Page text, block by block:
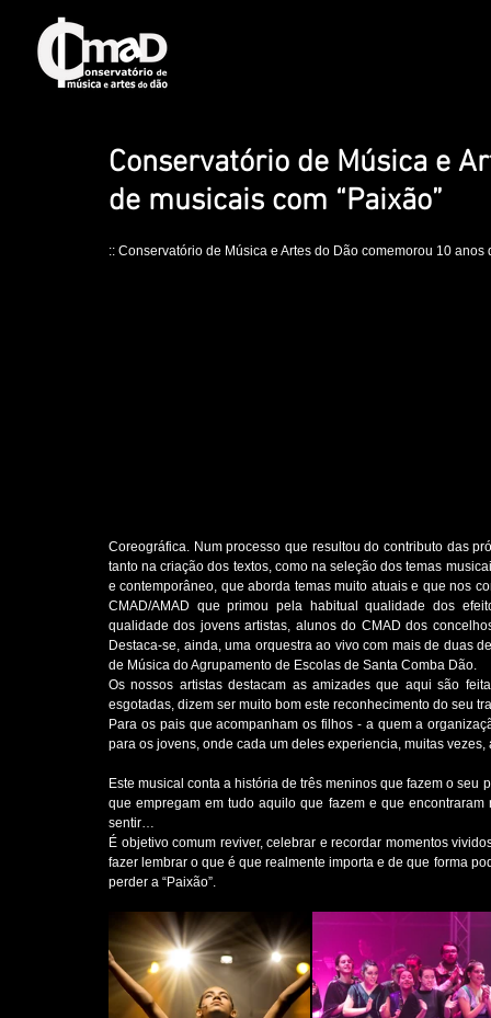
Conservatório de Música e
de musicais com “Paixão”
:: Conservatório de Música e Artes do Dão comemorou 10 anos
Coreográfica. Num processo que resultou do contributo das
tanto na criação dos textos, como na seleção dos temas
e contemporâneo, que aborda temas muito atuais e que nos
CMAD/AMAD que primou pela habitual qualidade dos
qualidade dos jovens artistas, alunos do CMAD dos
Destaca-se, ainda, uma orquestra ao vivo com mais de duas
de Música do Agrupamento de Escolas de Santa Comba Dão.
Os nossos artistas destacam as amizades que aqui são
esgotadas, dizem ser muito bom este reconhecimento do seu
Para os pais que acompanham os filhos - a quem a
para os jovens, onde cada um deles experiencia, muitas
Este musical conta a história de três meninos que fazem o
que empregam em tudo aquilo que fazem e que
sentir…
É objetivo comum reviver, celebrar e recordar momentos
fazer lembrar o que é que realmente importa e de que forma
perder a “Paixão”.